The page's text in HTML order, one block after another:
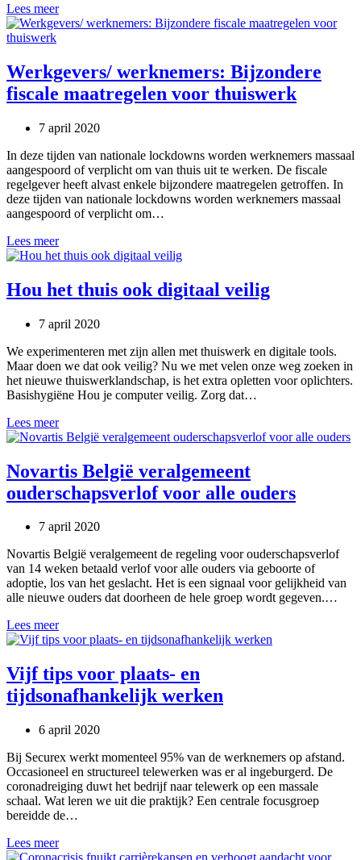
Lees meerVirtuele
jobdag
Werkgevers/ werknemers: Bijzondere
fiscale maatregelen voor thuiswerk
7 april 2020
In deze tijden van nationale lockdowns worden werknemers massaal
aangespoord of verplicht om van thuis uit te werken. De fiscale
regelgever heeft alvast enkele bijzondere maatregelen getroffen. In
deze tijden van nationale lockdowns worden werknemers massaal
aangespoord of verplicht om…
Lees meerWerkgevers/
werknemers:
fiscale
maatregelen
thuiswerk
Hou het thuis ook digitaal veilig
7 april 2020
We experimenteren met zijn allen met thuiswerk en digitale tools.
Maar doen we dat ook veilig? Nu we met velen onze weg zoeken in
het nieuwe thuiswerklandschap, is het extra opletten voor oplichters.
Basishygiëne Hou je computer veilig. Zorg dat…
Lees meerHou
het
ook
digitaal
veilig
Novartis België veralgemeent
ouderschapsverlof voor alle ouders
7 april 2020
Novartis België veralgemeent de regeling voor ouderschapsverlof
van 14 weken betaald verlof voor alle ouders via geboorte of
adoptie, los van het geslacht. Het is een signaal voor gelijkheid van
alle nieuwe ouders dat doorheen de hele groep wordt gegeven.…
Lees meerNovartis
België
ouderschapsverlof
voor
alle
Vijf tips voor plaats- en
tijdsonafhankelijk werken
6 april 2020
Bij Securex werkt momenteel 95% van de werknemers op afstand.
Occasioneel en structureel telewerken was er al ingeburgerd. De
coronadreiging duwt het bedrijf naar telewerk op een massale
schaal. Wat leren we uit die praktijk? Een centrale focusgroep
bereidde de…
Lees meerVijf
tips